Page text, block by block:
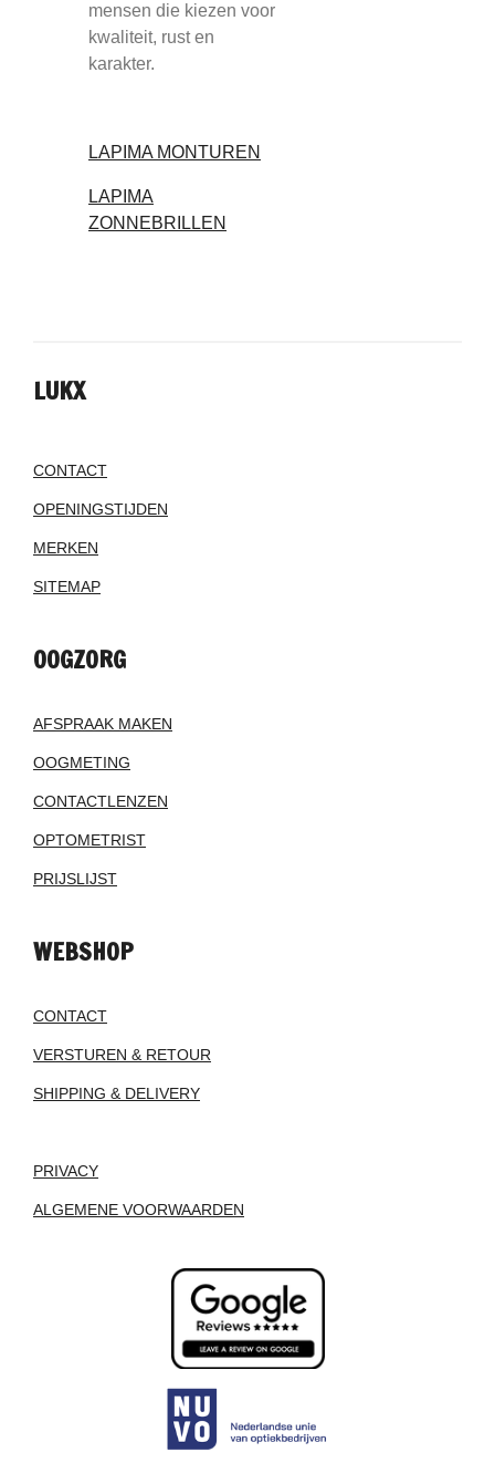
mensen die kiezen voor
kwaliteit, rust en
karakter.
LAPIMA MONTUREN
LAPIMA
ZONNEBRILLEN
LUKX
CONTACT
OPENINGSTIJDEN
MERKEN
SITEMAP
OOGZORG
AFSPRAAK MAKEN
OOGMETING
CONTACTLENZEN
OPTOMETRIST
PRIJSLIJST
WEBSHOP
CONTACT
VERSTUREN & RETOUR
SHIPPING & DELIVERY
PRIVACY
ALGEMENE VOORWAARDEN